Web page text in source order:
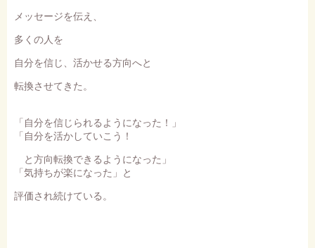
メッセージを伝え、
多くの人を
自分を信じ、活かせる方向へと
転換させてきた。
「自分を信じられるようになった！」
「自分を活かしていこう！
と方向転換できるようになった」
「気持ちが楽になった」と
評価され続けている。